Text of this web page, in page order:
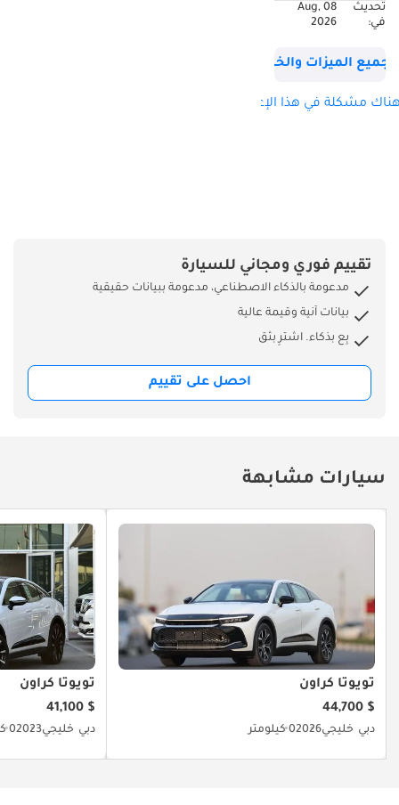
تحديث
في:
08 Aug,
2026
جميع الميزات والخصائص
مشكلة في هذا الإعلان؟
تقييم فوري ومجاني للسيارة
مدعومة بالذكاء الاصطناعي، مدعومة ببيانات حقيقية
بيانات آنية وقيمة عالية
بِع بذكاء. اشترِ بثق
احصل على تقييم
سيارات مشابهة
تويوتا كراون
$ 44,700
دبي خليجي20260 كيلومتر
تويوتا كراون
$ 41,100
دبي خليجي20230 كيلومتر